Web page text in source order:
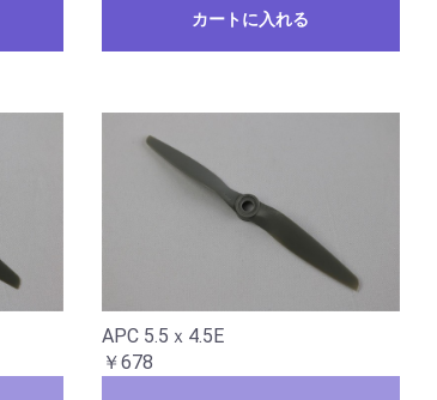
カートに入れる
APC 5.5ｘ4.5E
￥678